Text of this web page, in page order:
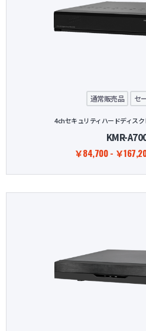
通常販売品 セ
4chセキュリティハードディス
KMR-
￥84,700 - ￥